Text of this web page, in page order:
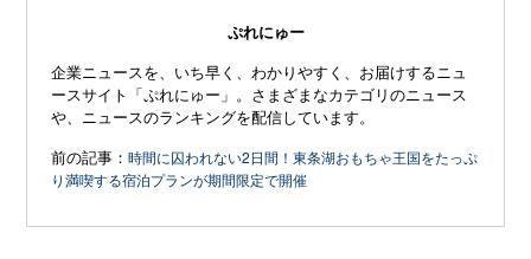
ぷれにゅー
企業ニュースを、いち早く、わかりやすく、お届けするニュ
ースサイト「ぷれにゅー」。さまざまなカテゴリのニュース
や、ニュースのランキングを配信しています。
前の記事：時間に囚われない2日間！東条湖おもちゃ王国をたっぷ
り満喫する宿泊プランが期間限定で開催